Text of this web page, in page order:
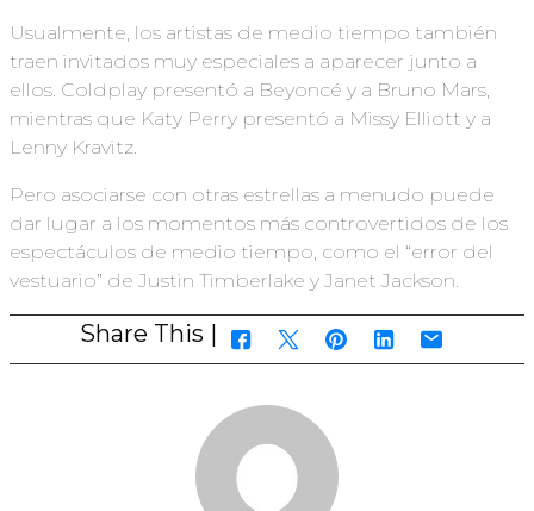
Usualmente, los artistas de medio tiempo también
traen invitados muy especiales a aparecer junto a
ellos. Coldplay presentó a Beyoncé y a Bruno Mars,
mientras que Katy Perry presentó a Missy Elliott y a
Lenny Kravitz.
Pero asociarse con otras estrellas a menudo puede
dar lugar a los momentos más controvertidos de los
espectáculos de medio tiempo, como el “error del
vestuario” de Justin Timberlake y Janet Jackson.
Share This |